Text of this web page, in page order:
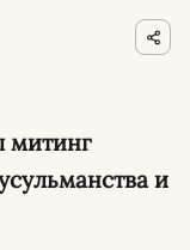
митинг
и